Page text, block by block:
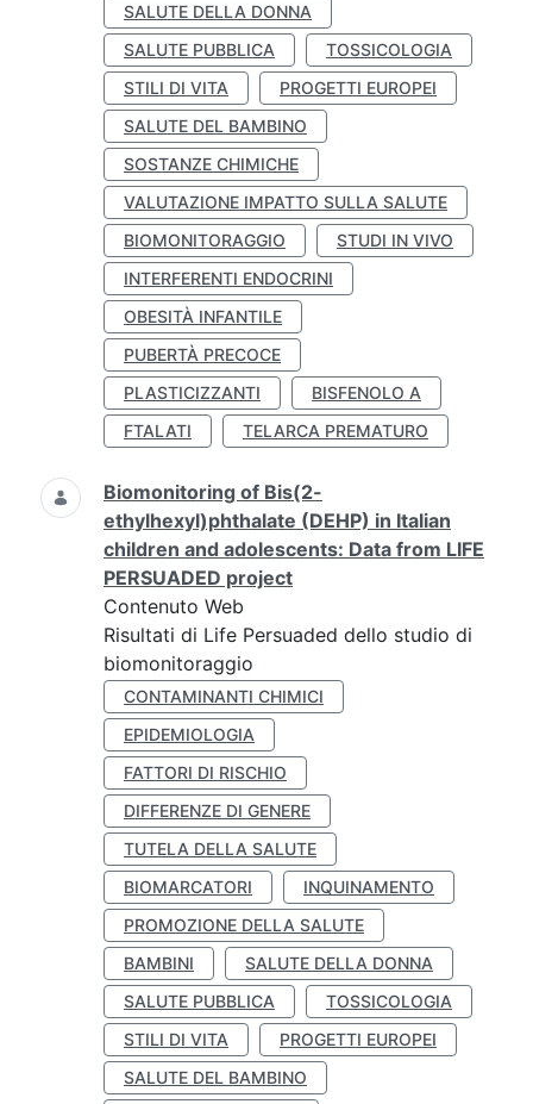
SALUTE DELLA DONNA
SALUTE PUBBLICA
TOSSICOLOGIA
STILI DI VITA
PROGETTI EUROPEI
SALUTE DEL BAMBINO
SOSTANZE CHIMICHE
VALUTAZIONE IMPATTO SULLA SALUTE
BIOMONITORAGGIO
STUDI IN VIVO
INTERFERENTI ENDOCRINI
OBESITÀ INFANTILE
PUBERTÀ PRECOCE
PLASTICIZZANTI
BISFENOLO A
FTALATI
TELARCA PREMATURO
Biomonitoring of Bis(2-
ethylhexyl)phthalate (DEHP) in Italian
children and adolescents: Data from LIFE
PERSUADED project
Contenuto Web
Risultati di Life Persuaded dello studio di
biomonitoraggio
CONTAMINANTI CHIMICI
EPIDEMIOLOGIA
FATTORI DI RISCHIO
DIFFERENZE DI GENERE
TUTELA DELLA SALUTE
BIOMARCATORI
INQUINAMENTO
PROMOZIONE DELLA SALUTE
BAMBINI
SALUTE DELLA DONNA
SALUTE PUBBLICA
TOSSICOLOGIA
STILI DI VITA
PROGETTI EUROPEI
SALUTE DEL BAMBINO